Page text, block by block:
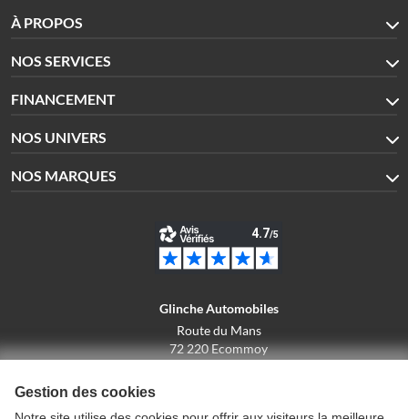
À PROPOS
NOS SERVICES
FINANCEMENT
NOS UNIVERS
NOS MARQUES
Glinche Automobiles
Route du Mans
72 220 Ecommoy
Gestion des cookies